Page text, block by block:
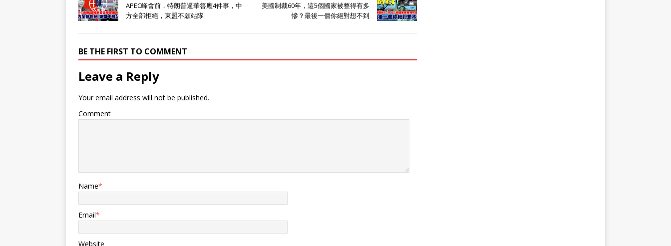
APEC峰會前，特朗普逼華答應4件事，中
方全部拒絕，東盟不願站隊
美國制裁60年，這5個國家被整得有多
慘？最後一個你絕對想不到
BE THE FIRST TO COMMENT
Leave a Reply
Your email address will not be published.
Comment
Name*
Email*
Website